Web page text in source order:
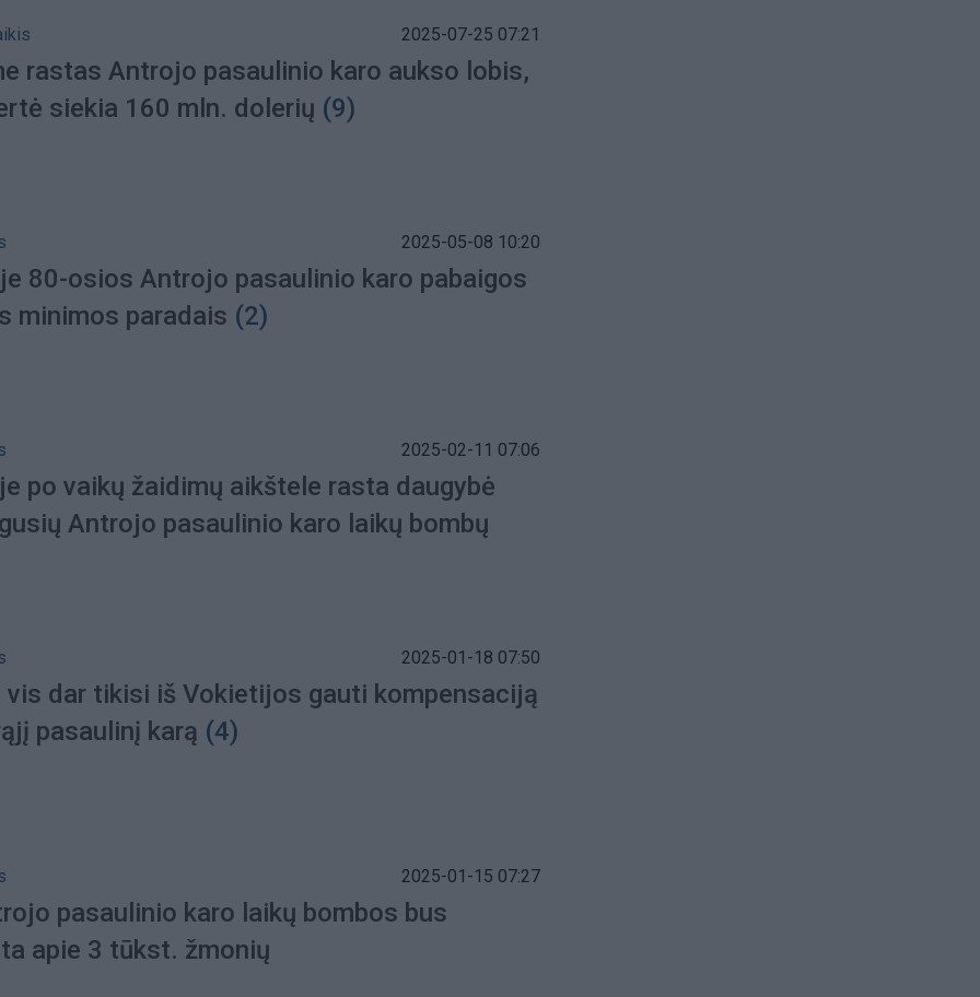
2025-07-25 07:21
rastas Antrojo pasaulinio karo aukso lobis,
siekia 160 mln. dolerių (9)
2025-05-08 10:20
80-osios Antrojo pasaulinio karo pabaigos
minimos paradais (2)
2025-02-11 07:06
po vaikų žaidimų aikštele rasta daugybė
Antrojo pasaulinio karo laikų bombų
2025-01-18 07:50
vis dar tikisi iš Vokietijos gauti kompensaciją
pasaulinį karą (4)
2025-01-15 07:27
pasaulinio karo laikų bombos bus
apie 3 tūkst. žmonių